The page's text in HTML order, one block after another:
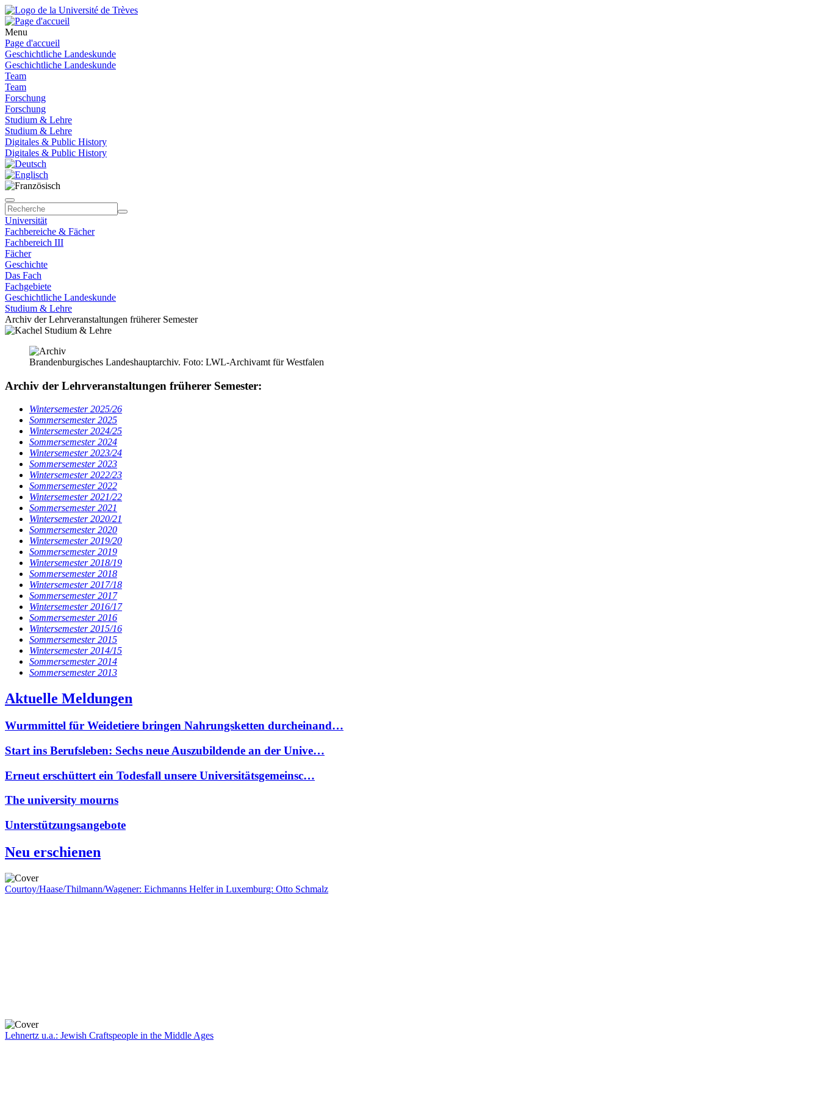
Menu
Page d'accueil
Geschichtliche Landeskunde
Geschichtliche Landeskunde
Team
Team
Forschung
Forschung
Studium & Lehre
Studium & Lehre
Digitales & Public History
Digitales & Public History
Universität
Fachbereiche & Fächer
Fachbereich III
Fächer
Geschichte
Das Fach
Fachgebiete
Geschichtliche Landeskunde
Studium & Lehre
Archiv der Lehrveranstaltungen früherer Semester
Brandenburgisches Landeshauptarchiv. Foto: LWL-Archivamt für Westfalen
Archiv der Lehrveranstaltungen früherer Semester:
Wintersemester 2025/26
Sommersemester 2025
Wintersemester 2024/25
Sommersemester 2024
Wintersemester 2023/24
Sommersemester 2023
Wintersemester 2022/23
Sommersemester 2022
Wintersemester 2021/22
Sommersemester 2021
Wintersemester 2020/21
Sommersemester 2020
Wintersemester 2019/20
Sommersemester 2019
Wintersemester 2018/19
Sommersemester 2018
Wintersemester 2017/18
Sommersemester 2017
Wintersemester 2016/17
Sommersemester 2016
Wintersemester 2015/16
Sommersemester 2015
Wintersemester 2014/15
Sommersemester 2014
Sommersemester 2013
Aktuelle Meldungen
Wurmmittel für Weidetiere bringen Nahrungsketten durcheinand…
Start ins Berufsleben: Sechs neue Auszubildende an der Unive…
Erneut erschüttert ein Todesfall unsere Universitätsgemeinsc…
The university mourns
Unterstützungsangebote
Neu erschienen
Courtoy/Haase/Thilmann/Wagener: Eichmanns Helfer in Luxemburg: Otto Schmalz
Lehnertz u.a.: Jewish Craftspeople in the Middle Ages